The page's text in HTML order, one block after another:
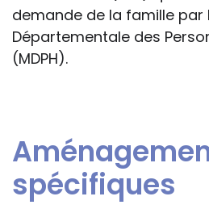
demande de la famille par
Départementale des
(MDPH).
spécifiques